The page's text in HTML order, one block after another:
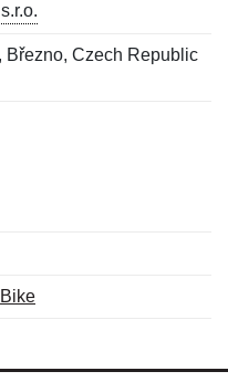
Březno, Czech Republic
Bike